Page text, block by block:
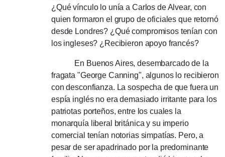
¿Qué vínculo lo unía a Carlos de Alvear, con
quien formaron el grupo de oficiales que retornó
desde Londres? ¿Qué compromisos tenían con
los ingleses? ¿Recibieron apoyo francés?
En Buenos Aires, desembarcado de la
fragata "George Canning", algunos lo recibieron
con desconfianza. La sospecha de que fuera un
espía inglés no era demasiado irritante para los
patriotas porteños, entre los cuales la
monarquía liberal británica y su imperio
comercial tenían notorias simpatías. Pero, a
pesar de ser apadrinado por la predominante